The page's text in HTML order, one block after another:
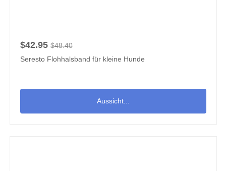
$42.95 $48.40
Seresto Flohhalsband für kleine Hunde
Aussicht...